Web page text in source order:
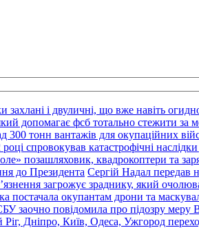
захлані і двуличні, що вже навіть
допомагає фсб тотально стежити
300 тонн вантажів для окупаційних
спровокував катастрофічні
позашляховик, квадрокоптери та
до Президента Сергій Надал передав
загрожує зраднику, який
постачала окупантам дрони та
заочно повідомила про підозру меру
Дніпро, Київ, Одеса, Ужгород